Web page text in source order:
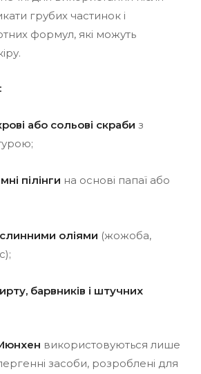
грубих частинок і
формул, які можуть
або сольові скраби з
пілінги на основі папаї або
оліями (жожоба,
барвників і штучних
використовуються лише
засоби, розроблені для